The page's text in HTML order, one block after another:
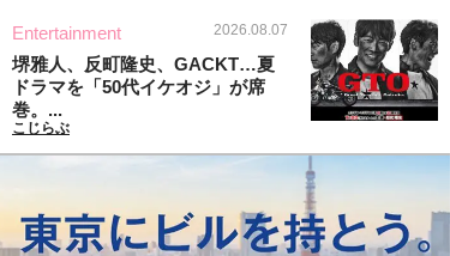
Entertainment 2026.08.07
堺雅人、反町隆史、GACKT…夏
ドラマを「50代イケオジ」が席
巻。...
こじらぶ